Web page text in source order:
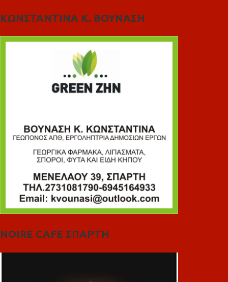
ΚΩΝΣΤΑΝΤΙΝΑ Κ. ΒΟΥΝΑΣΗ
NOIRE CAFE ΣΠΑΡΤΗ